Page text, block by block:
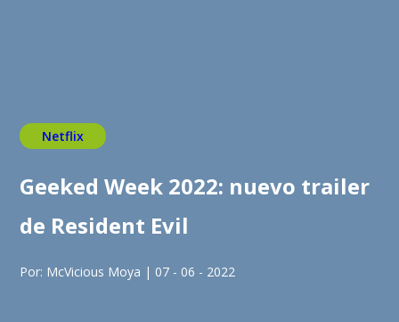
Netflix
Geeked Week 2022: nuevo trailer
de Resident Evil
Por: McVicious Moya | 07 - 06 - 2022